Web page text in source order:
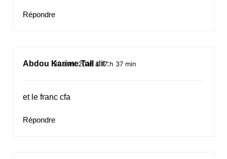
Répondre
Abdou Karime Tall dit :
30 avril 2016 à 17 h 37 min
et le franc cfa
Répondre